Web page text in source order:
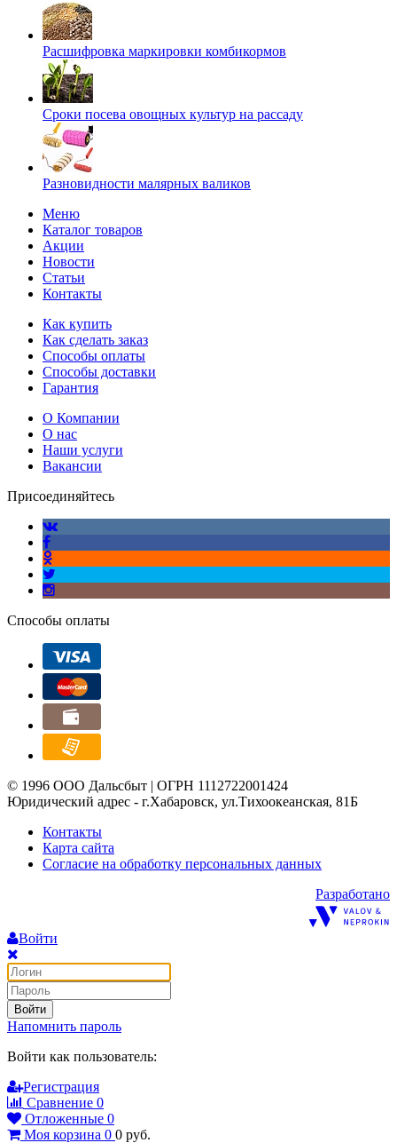
Расшифровка маркировки комбикормов
Сроки посева овощных культур на рассаду
Разновидности малярных валиков
Меню
Каталог товаров
Акции
Новости
Статьи
Контакты
Как купить
Как сделать заказ
Способы оплаты
Способы доставки
Гарантия
О Компании
О нас
Наши услуги
Вакансии
Присоединяйтесь
Способы оплаты
© 1996 ООО Дальсбыт | ОГРН 1112722001424
Юридический адрес - г.Хабаровск, ул.Тихоокеанская, 81Б
Контакты
Карта сайта
Согласие на обработку персональных данных
Разработано
Войти
Войти
Напомнить пароль
Войти как пользователь:
Регистрация
Сравнение 0
Отложенные 0
Моя корзина 0 0 руб.